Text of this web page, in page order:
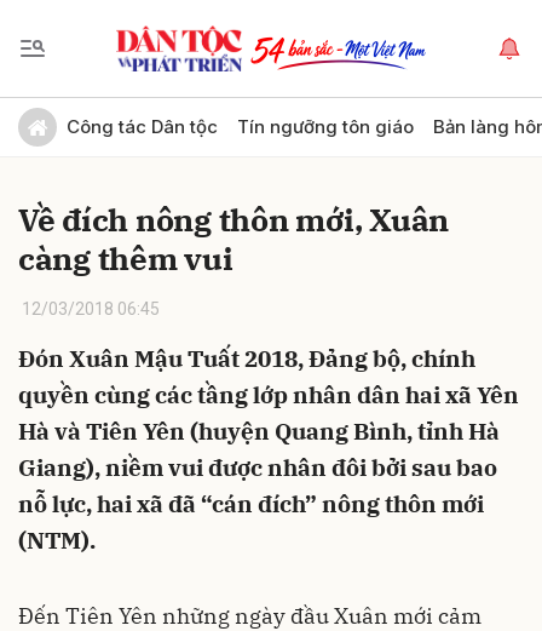
Công tác Dân tộc Tín ngưỡng tôn giáo Bản làng
Về đích nông thôn mới, Xuân
càng thêm vui
12/03/2018 06:45
Đón Xuân Mậu Tuất 2018, Đảng bộ, chính
quyền cùng các tầng lớp nhân dân hai xã Yên
Hà và Tiên Yên (huyện Quang Bình, tỉnh Hà
Giang), niềm vui được nhân đôi bởi sau bao
nỗ lực, hai xã đã “cán đích” nông thôn mới
(NTM).
Đến Tiên Yên những ngày đầu Xuân mới cảm
Gửi bình luận
Hủy Gửi